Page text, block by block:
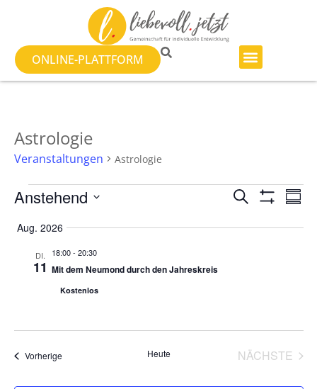
ONLINE-PLATTFORM
Astrologie
Veranstaltungen Astrologie
Suche
SUCHE
Anstehend
auswählen.
Aug. 2026
DI.
11
18:00- 20:30
Mit dem Neumond durch den Jahreskreis
Kostenlos
VorherigeVeranstaltungen Heute NÄCHSTE